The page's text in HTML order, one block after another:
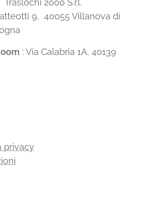
Traslochi 2000 S.r.l.
9, 40055 Villanova di
: Via Calabria 1A, 40139
privacy